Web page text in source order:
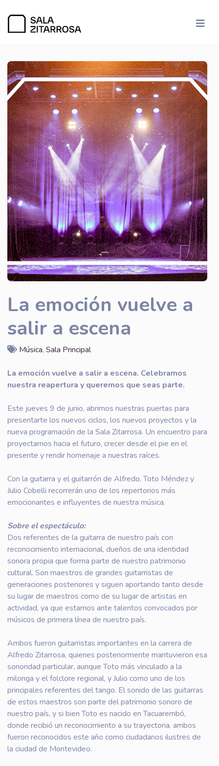
La emoción vuelve a
salir a escena
Música, Sala Principal
La emoción vuelve a salir a escena. Celebramos
nuestra reapertura y queremos que seas parte.
Este jueves 9 de junio, abrimos nuestras puertas para
presentarte los nuevos ciclos, los nuevos proyectos y la
nueva programación de la Sala Zitarrosa. Un encuentro para
proyectarnos hacia el futuro, crecer desde el pie en el
presente y rendir homenaje a nuestras raíces.
Con la guitarra y el guitarrón de Alfredo, Toto Méndez y
Julio Cobelli recorrerán uno de los repertorios más
emocionantes e influyentes de nuestra música.
Sobre el espectáculo:
Dos referentes de la guitarra de nuestro país con
reconocimiento internacional, dueños de una identidad
sonora propia que forma parte de nuestro patrimonio
cultural. Son maestros de grandes guitarristas de
generaciones posteriores y siguen aportando tanto desde
su lugar de maestros como de su lugar de artistas en
actividad, ya que estamos ante talentos convocados por
músicos de primera línea de nuestro país.
Ambos fueron guitarristas importantes en la carrera de
Alfredo Zitarrosa, quienes posteriormente mantuvieron esa
sonoridad particular, aunque Toto más vinculado a la
milonga y el folclore regional, y Julio como uno de los
principales referentes del tango. El sonido de las guitarras
de estos maestros son parte del patrimonio sonoro de
nuestro país, y si bien Toto es nacido en Tacuarembó,
donde recibió un reconocimiento a su trayectoria, ambos
fueron reconocidos este año como ciudadanos ilustres de
la ciudad de Montevideo.